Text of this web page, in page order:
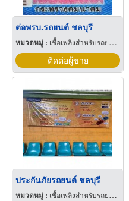
ต่อพรบ.รถยนต์ ชลบุรี
หมวดหมู่ : เชื้อเพลิงสำหรับรถยนต์แก๊ส
ติดต่อผู้ขาย
ประกันภัยรถยนต์ ชลบุรี
หมวดหมู่ : เชื้อเพลิงสำหรับรถยนต์แก๊ส